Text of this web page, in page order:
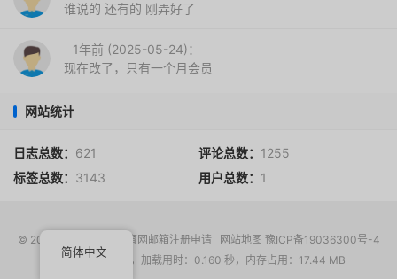
谁说的 还有的 刚弄好了
1年前 (2025-05-24)：
现在改了，只有一个月会员
网站统计
日志总数： 621 评论总数： 1255
标签总数： 3143 用户总数： 1
© 2017-2026 EDU教育网邮箱注册申请 网站地图 豫ICP备19036300号-4
请求次数：16 次，加载用时：0.160 秒，内存占用：17.44 MB
简体中文